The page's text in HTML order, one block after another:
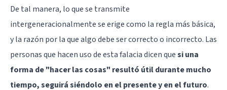
De tal manera, lo que se transmite
intergeneracionalmente se erige como la regla más básica,
y la razón por la que algo debe ser correcto o incorrecto. Las
personas que hacen uso de esta falacia dicen quesi una
forma de "hacer las cosas" resultó útil durante mucho
tiempo, seguirá siéndolo en el presente y en el futuro.